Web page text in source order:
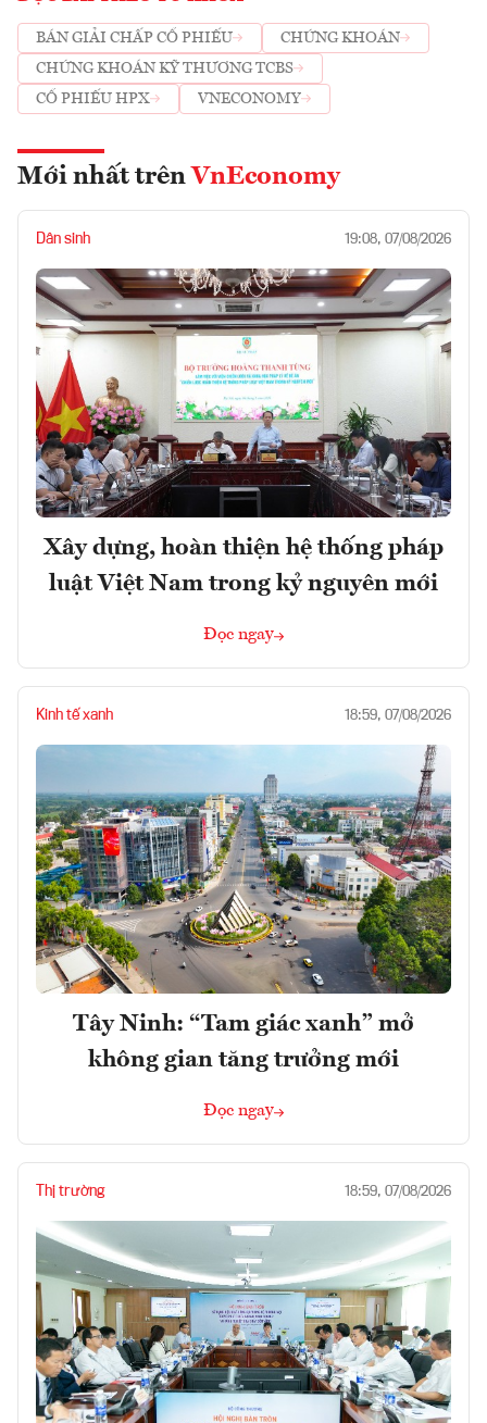
BÁN GIẢI CHẤP CỔ PHIẾU
CHỨNG KHOÁN
CHỨNG KHOÁN KỸ THƯƠNG TCBS
CỔ PHIẾU HPX
VNECONOMY
Mới nhất trên VnEconomy
Dân sinh 19:08, 07/08/2026
Xây dựng, hoàn thiện hệ thống pháp
luật Việt Nam trong kỷ nguyên mới
Đọc ngay
Kinh tế xanh 18:59, 07/08/2026
Tây Ninh: “Tam giác xanh” mở
không gian tăng trưởng mới
Đọc ngay
Thị trường 18:59, 07/08/2026